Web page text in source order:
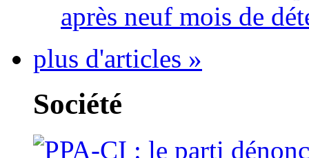
après neuf mois de
plus d'articles »
Société